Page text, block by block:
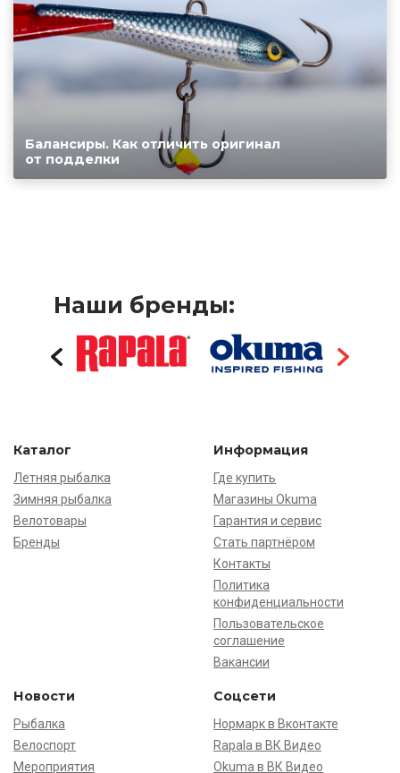
Балансиры. Как отличить оригинал
от подделки
Наши бренды:
Каталог
Летняя рыбалка
Зимняя рыбалка
Велотовары
Бренды
Информация
Где купить
Магазины Okuma
Гарантия и сервис
Стать партнёром
Контакты
Политика
конфиденциальности
Пользовательское
соглашение
Вакансии
Новости
Рыбалка
Велоспорт
Мероприятия
Соцсети
Нормарк в Вконтакте
Rapala в ВК Видео
Okuma в ВК Видео